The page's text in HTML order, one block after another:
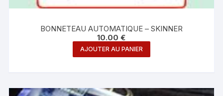
BONNETEAU AUTOMATIQUE – SKINNER
10.00€
AJOUTER AU PANIER